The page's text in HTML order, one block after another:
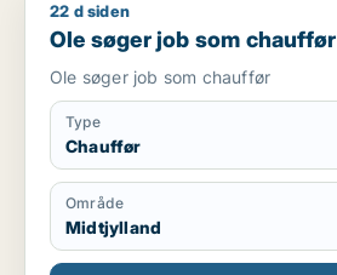
Ole søger job som chauffør
22 d siden
Ole søger job som chauffør
Ole søger job som chauffør
Type
Chauffør
Område
Midtjylland